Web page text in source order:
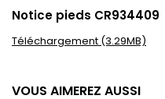
Notice pieds CR934409
Téléchargement (3.29MB)
VOUS AIMEREZ AUSSI